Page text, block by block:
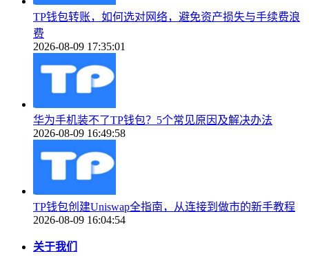
TP钱包转账，如何选对网络，避免资产损失与手续费浪
费
2026-08-09 17:35:01
华为手机装不了TP钱包？5个常见原因及解决办法
2026-08-09 16:49:58
TP钱包创建Uniswap全指南，从连接到做市的新手教程
2026-08-09 16:04:54
关于我们